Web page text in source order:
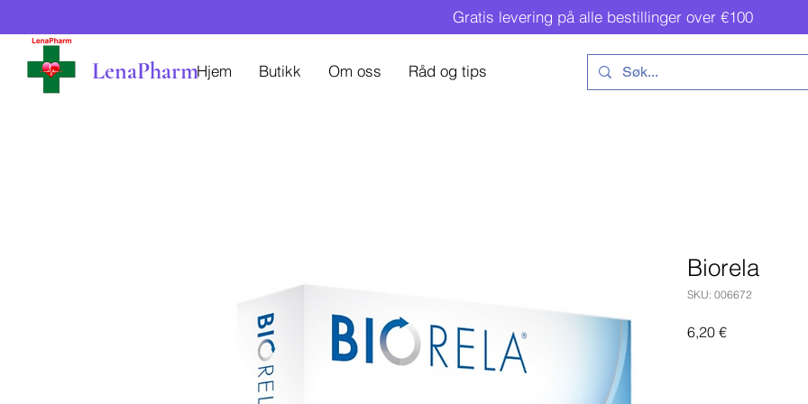
Gratis levering på alle bestillinger over €100
LenaPharmHjem Butikk Om oss Råd og tips
Biorela
SKU: 006672
6,20 €Pris